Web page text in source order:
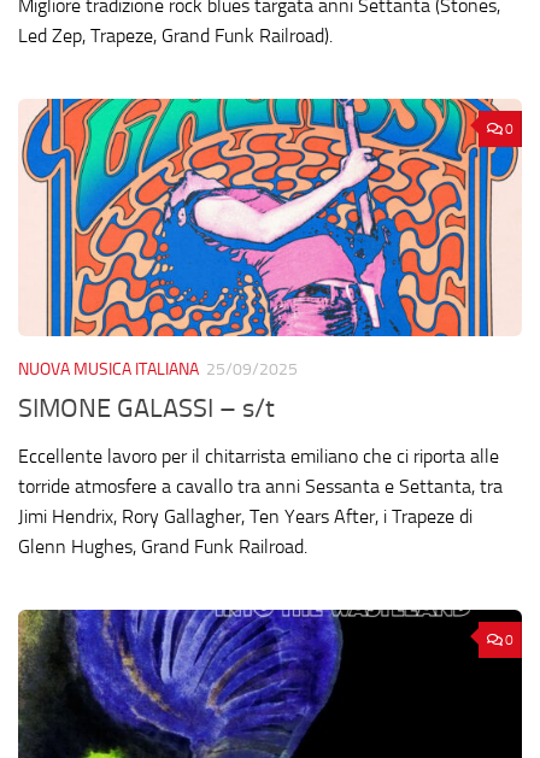
Migliore tradizione rock blues targata anni Settanta (Stones,
Led Zep, Trapeze, Grand Funk Railroad).
0
NUOVA MUSICA ITALIANA 25/09/2025
SIMONE GALASSI – s/t
Eccellente lavoro per il chitarrista emiliano che ci riporta alle
torride atmosfere a cavallo tra anni Sessanta e Settanta, tra
Jimi Hendrix, Rory Gallagher, Ten Years After, i Trapeze di
Glenn Hughes, Grand Funk Railroad.
0